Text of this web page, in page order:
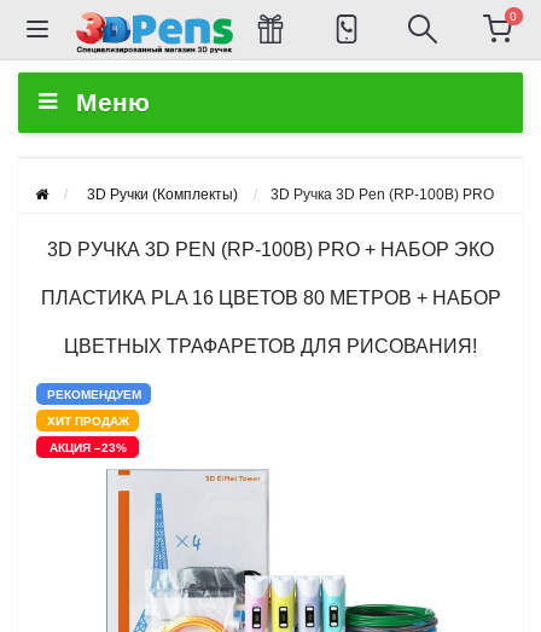
0
Меню
3D Ручки (Комплекты) 3D Ручка 3D Pen (RP-100B) PRO
3D РУЧКА 3D PEN (RP-100B) PRO + НАБОР ЭКО
ПЛАСТИКА PLA 16 ЦВЕТОВ 80 МЕТРОВ + НАБОР
ЦВЕТНЫХ ТРАФАРЕТОВ ДЛЯ РИСОВАНИЯ!
РЕКОМЕНДУЕМ
ХИТ ПРОДАЖ
АКЦИЯ –23%